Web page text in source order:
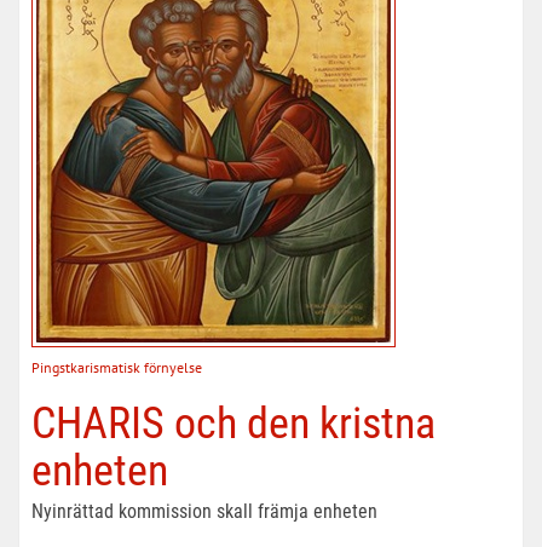
Pingstkarismatisk förnyelse
CHARIS och den kristna
enheten
Nyinrättad kommission skall främja enheten